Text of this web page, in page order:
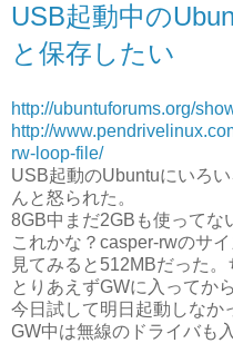
USB起動中の
と保存したい
http://ubuntuforums.org/
http://
rw-loop-file/
USB起動のUbuntuにいろ
んと怒られた。
8GB中まだ2GBも使ってな
これかな？casper-rwのサイ
見てみると512MBだった
とりあえずGWに入ってか
今日試して明日起動しなか
GW中は無線のドライバも